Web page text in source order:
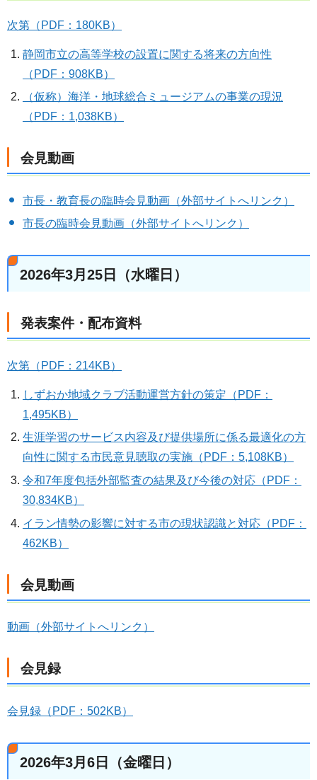
次第（PDF：180KB）
静岡市立の高等学校の設置に関する将来の方向性
（PDF：908KB）
（仮称）海洋・地球総合ミュージアムの事業の現況
（PDF：1,038KB）
会見動画
市長・教育長の臨時会見動画（外部サイトへリンク）
市長の臨時会見動画（外部サイトへリンク）
2026年3月25日（水曜日）
発表案件・配布資料
次第（PDF：214KB）
しずおか地域クラブ活動運営方針の策定（PDF：
1,495KB）
生涯学習のサービス内容及び提供場所に係る最適化の方
向性に関する市民意見聴取の実施（PDF：5,108KB）
令和7年度包括外部監査の結果及び今後の対応（PDF：
30,834KB）
イラン情勢の影響に対する市の現状認識と対応（PDF：
462KB）
会見動画
動画（外部サイトへリンク）
会見録
会見録（PDF：502KB）
2026年3月6日（金曜日）